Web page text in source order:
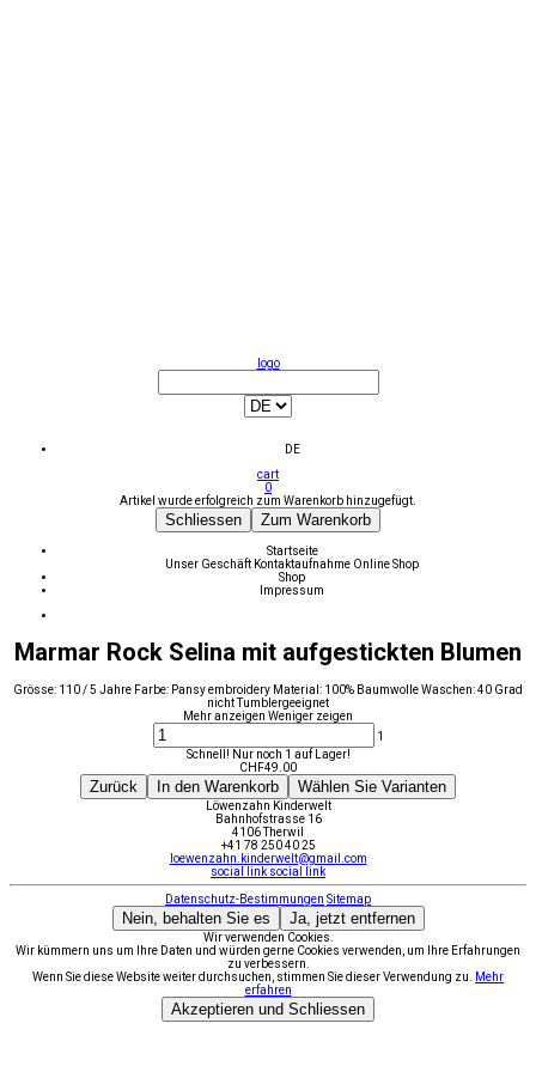
logo
DE
cart
0
Artikel wurde erfolgreich zum Warenkorb hinzugefügt.
Schliessen Zum Warenkorb
Startseite
Unser Geschäft Kontaktaufnahme Online Shop
Shop
Impressum
Marmar Rock Selina mit aufgestickten Blumen
Grösse: 110 / 5 Jahre Farbe: Pansy embroidery Material: 100% Baumwolle Waschen: 40 Grad
nicht Tumblergeeignet
Mehr anzeigen Weniger zeigen
1
Schnell! Nur noch 1 auf Lager!
CHF49.00
Zurück In den Warenkorb Wählen Sie Varianten
Löwenzahn Kinderwelt
Bahnhofstrasse 16
4106 Therwil
+41 78 250 40 25
loewenzahn.kinderwelt@gmail.com
social link social link
Datenschutz-Bestimmungen Sitemap
Nein, behalten Sie es Ja, jetzt entfernen
Wir verwenden Cookies.
Wir kümmern uns um Ihre Daten und würden gerne Cookies verwenden, um Ihre Erfahrungen
zu verbessern.
Wenn Sie diese Website weiter durchsuchen, stimmen Sie dieser Verwendung zu.
Mehr
erfahren
Akzeptieren und Schliessen